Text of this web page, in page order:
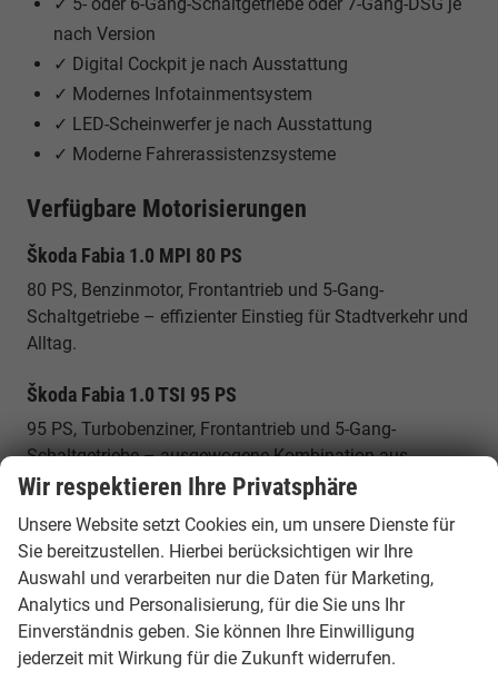
nach Version
✓ Digital Cockpit je nach Ausstattung
✓ Modernes Infotainmentsystem
✓ LED-Scheinwerfer je nach Ausstattung
✓ Moderne Fahrerassistenzsysteme
Verfügbare Motorisierungen
Škoda Fabia 1.0 MPI 80 PS
80 PS, Benzinmotor, Frontantrieb und 5-Gang-
Schaltgetriebe – effizienter Einstieg für Stadtverkehr und
Alltag.
Škoda Fabia 1.0 TSI 95 PS
95 PS, Turbobenziner, Frontantrieb und 5-Gang-
Schaltgetriebe – ausgewogene Kombination aus
Effizienz und Alltagstauglichkeit.
Škoda Fabia 1.0 TSI 115 PS
115 PS, Turbobenziner, Frontantrieb und je nach Variante
mit 6-Gang-Schaltgetriebe oder 7-Gang-DSG erhältlich.
Škoda Fabia 1.5 TSI 150 PS
Wir respektieren Ihre Privatsphäre
Unsere Website setzt Cookies ein, um unsere Dienste für
Sie bereitzustellen. Hierbei berücksichtigen wir Ihre
Auswahl und verarbeiten nur die Daten für Marketing,
Analytics und Personalisierung, für die Sie uns Ihr
Einverständnis geben. Sie können Ihre Einwilligung
jederzeit mit Wirkung für die Zukunft widerrufen.